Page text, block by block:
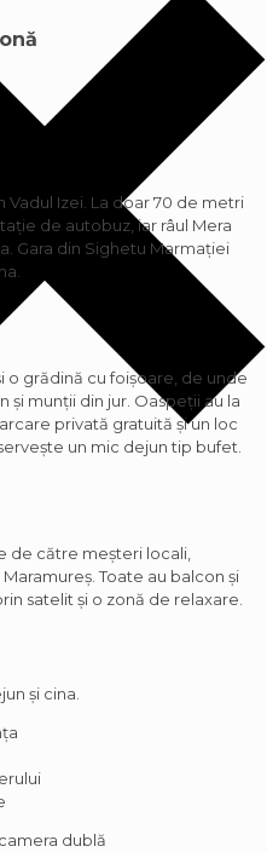
Vadul Izei. La doar 70 de metri
de autobuz, iar râul Mera
Gara din Sighetu Marmaţiei
o grădină cu foişoare, de unde
munţii din jur. Oaspeţii au la
privată gratuită şi un loc
un mic dejun tip bufet.
de către meşteri locali,
Toate au balcon şi
satelit şi o zonă de relaxare.
și cina.
dublă